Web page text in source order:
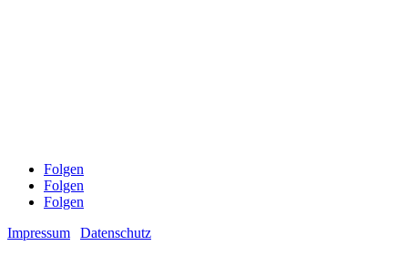
Folgen
Folgen
Folgen
Impressum
Datenschutz